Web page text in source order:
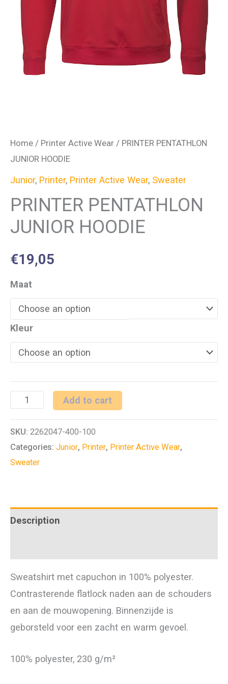
Home / Printer Active Wear / PRINTER PENTATHLON
JUNIOR HOODIE
Junior, Printer, Printer Active Wear, Sweater
PRINTER PENTATHLON
JUNIOR HOODIE
€19,05
Maat
Kleur
PRINTER
JUNIOR
HOODIE
quantity
Add to cart
SKU: 2262047-400-100
Categories: Junior, Printer, Printer Active Wear,
Sweater
Description
Sweatshirt met capuchon in 100% polyester.
Contrasterende flatlock naden aan de schouders
en aan de mouwopening. Binnenzijde is
geborsteld voor een zacht en warm gevoel.
100% polyester, 230 g/m²